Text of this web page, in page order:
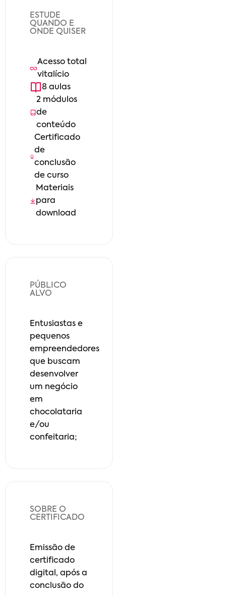
ESTUDE
QUANDO E
ONDE QUISER
Acesso total
vitalício
8 aulas
2 módulos
de
conteúdo
Certificado
de
conclusão
de curso
Materiais
para
download
PÚBLICO
ALVO
Entusiastas e
pequenos
empreendedores
que buscam
desenvolver
um negócio
em
chocolataria
e/ou
confeitaria;
SOBRE O
CERTIFICADO
Emissão de
certificado
digital, após a
conclusão do